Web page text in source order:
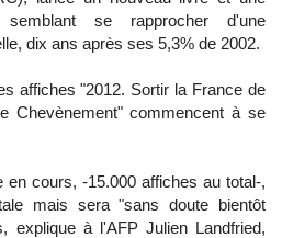
semblant se rapprocher d'une
dix ans après ses 5,3% de 2002.
affiches "2012. Sortir la France de
Chevènement" commencent à se
en cours, -15.000 affiches au total-,
mais sera "sans doute bientôt
explique à l'AFP Julien Landfried,